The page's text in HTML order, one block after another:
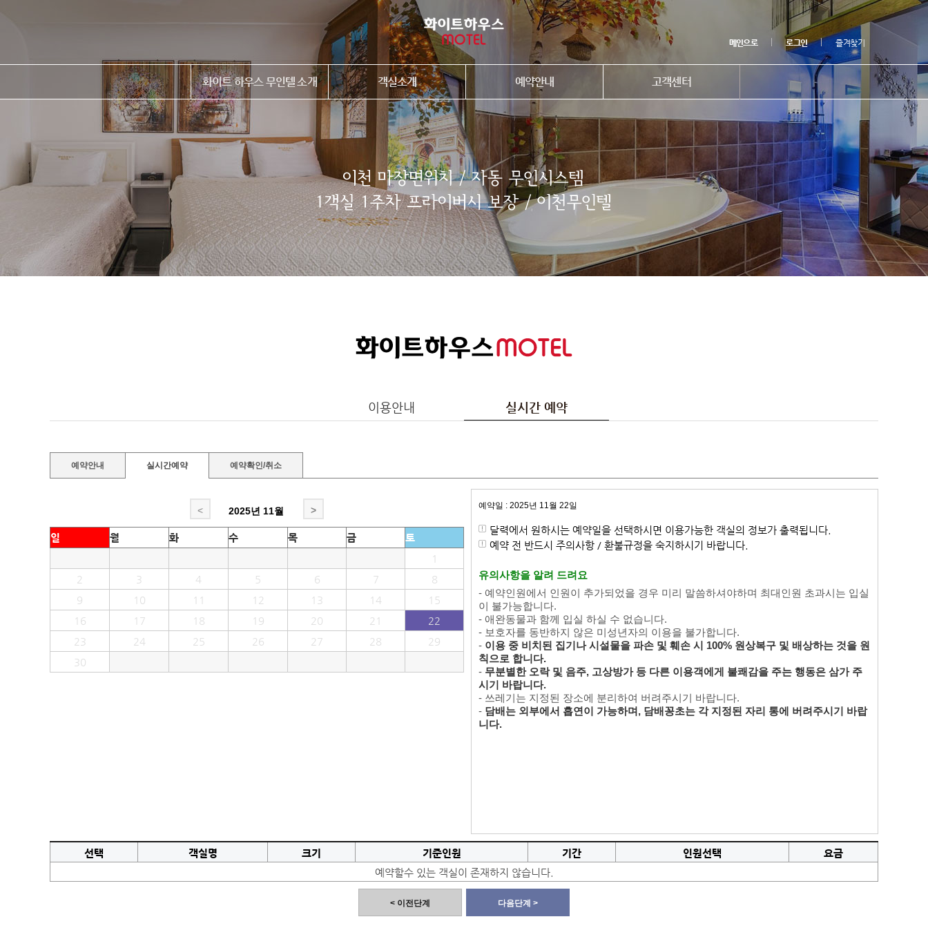
메인으로 로그인 즐겨찾기
화이트 하우스 무인텔 소개 객실소개 예약안내 고객센터
이용안내 실시간 예약
예약안내 실시간예약 예약확인/취소
< 2025년 11월 >
일 월 화 수 목 금
토
1
2
3 4 5 6 7
8
9
10 11 12 13 14
15
16
17 18 19 20 21
22
23
24 25 26 27 28
29
30
예약일 : 2025년 11월 22일
달력에서 원하시는 예약일을 선택하시면 이용가능한 객실의 정보가 출력됩니다.
예약 전 반드시 주의사항 / 환불규정을 숙지하시기 바랍니다.
유의사항을 알려 드려요
- 예약인원에서 인원이 추가되었을 경우 미리 말씀하셔야하며 최대인원 초과시는 입실
이 불가능합니다.
- 애완동물과 함께 입실 하실 수 없습니다.
- 보호자를 동반하지 않은 미성년자의 이용을 불가합니다.
- 이용 중 비치된 집기나 시설물을 파손 및 훼손 시 100% 원상복구 및 배상하는 것을 원
칙으로 합니다.
- 무분별한 오락 및 음주, 고상방가 등 다른 이용객에게 불쾌감을 주는 행동은 삼가 주
시기 바랍니다.
- 쓰레기는 지정된 장소에 분리하여 버려주시기 바랍니다.
- 담배는 외부에서 흡연이 가능하며, 담배꽁초는 각 지정된 자리 통에 버려주시기 바랍
니다.
선택 객실명 크기 기준인원 기간 인원선택
요금
예약할수 있는 객실이 존재하지 않습니다.
< 이전단계 다음단계 >